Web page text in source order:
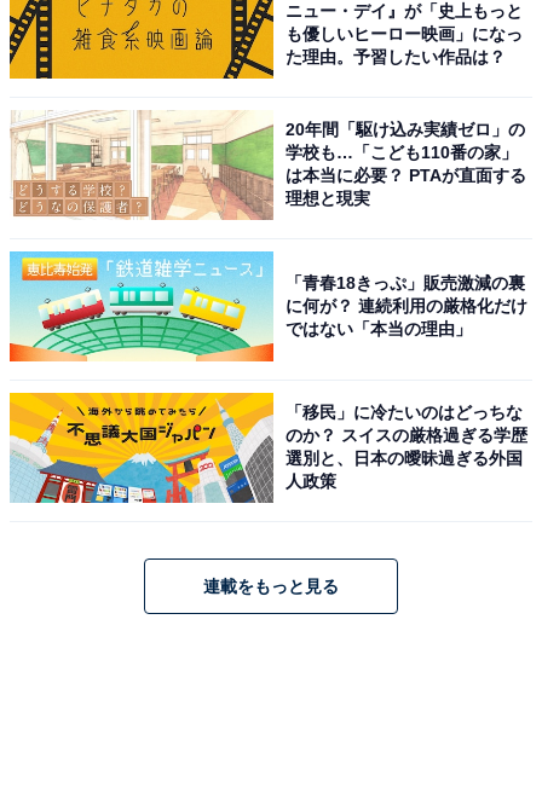
ニュー・デイ』が「史上もっと
も優しいヒーロー映画」になっ
た理由。予習したい作品は？
20年間「駆け込み実績ゼロ」の
学校も…「こども110番の家」
は本当に必要？ PTAが直面する
理想と現実
「青春18きっぷ」販売激減の裏
に何が？ 連続利用の厳格化だけ
ではない「本当の理由」
「移民」に冷たいのはどっちな
のか？ スイスの厳格過ぎる学歴
選別と、日本の曖昧過ぎる外国
人政策
連載をもっと見る